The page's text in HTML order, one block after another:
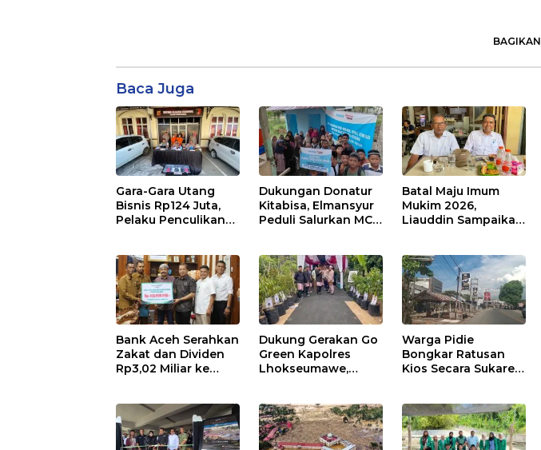
BAGIKAN
Baca Juga
Gara-Gara Utang
Bisnis Rp124 Juta,
Pelaku Penculikan
Dukungan Donatur
Kitabisa, Elmansyur
Peduli Salurkan MCK
Batal Maju Imum
Mukim 2026,
Liauddin Sampaikan
Bank Aceh Serahkan
Zakat dan Dividen
Rp3,02 Miliar ke
Dukung Gerakan Go
Green Kapolres
Lhokseumawe,
DPRK Aceh Utara
Diganti Bibit Pohon
Warga Pidie
Bongkar Ratusan
Kios Secara Sukarela